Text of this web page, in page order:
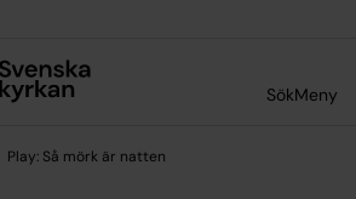
SökMeny
Play: Så mörk är natten